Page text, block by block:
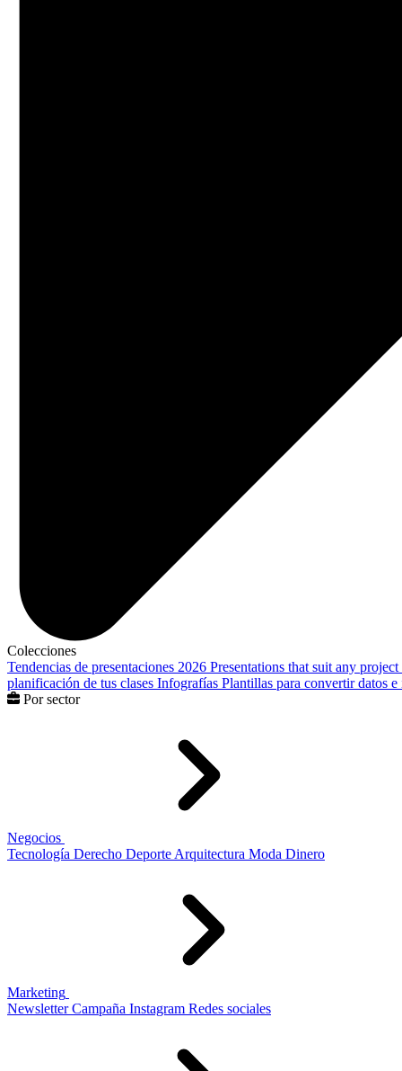
Colecciones
Tendencias de presentaciones 2026 Presentations that suit any project
planificación de tus clases Infografías Plantillas para convertir datos
Por sector
Negocios
Tecnología Derecho Deporte Arquitectura Moda Dinero
Marketing
Newsletter Campaña Instagram Redes sociales